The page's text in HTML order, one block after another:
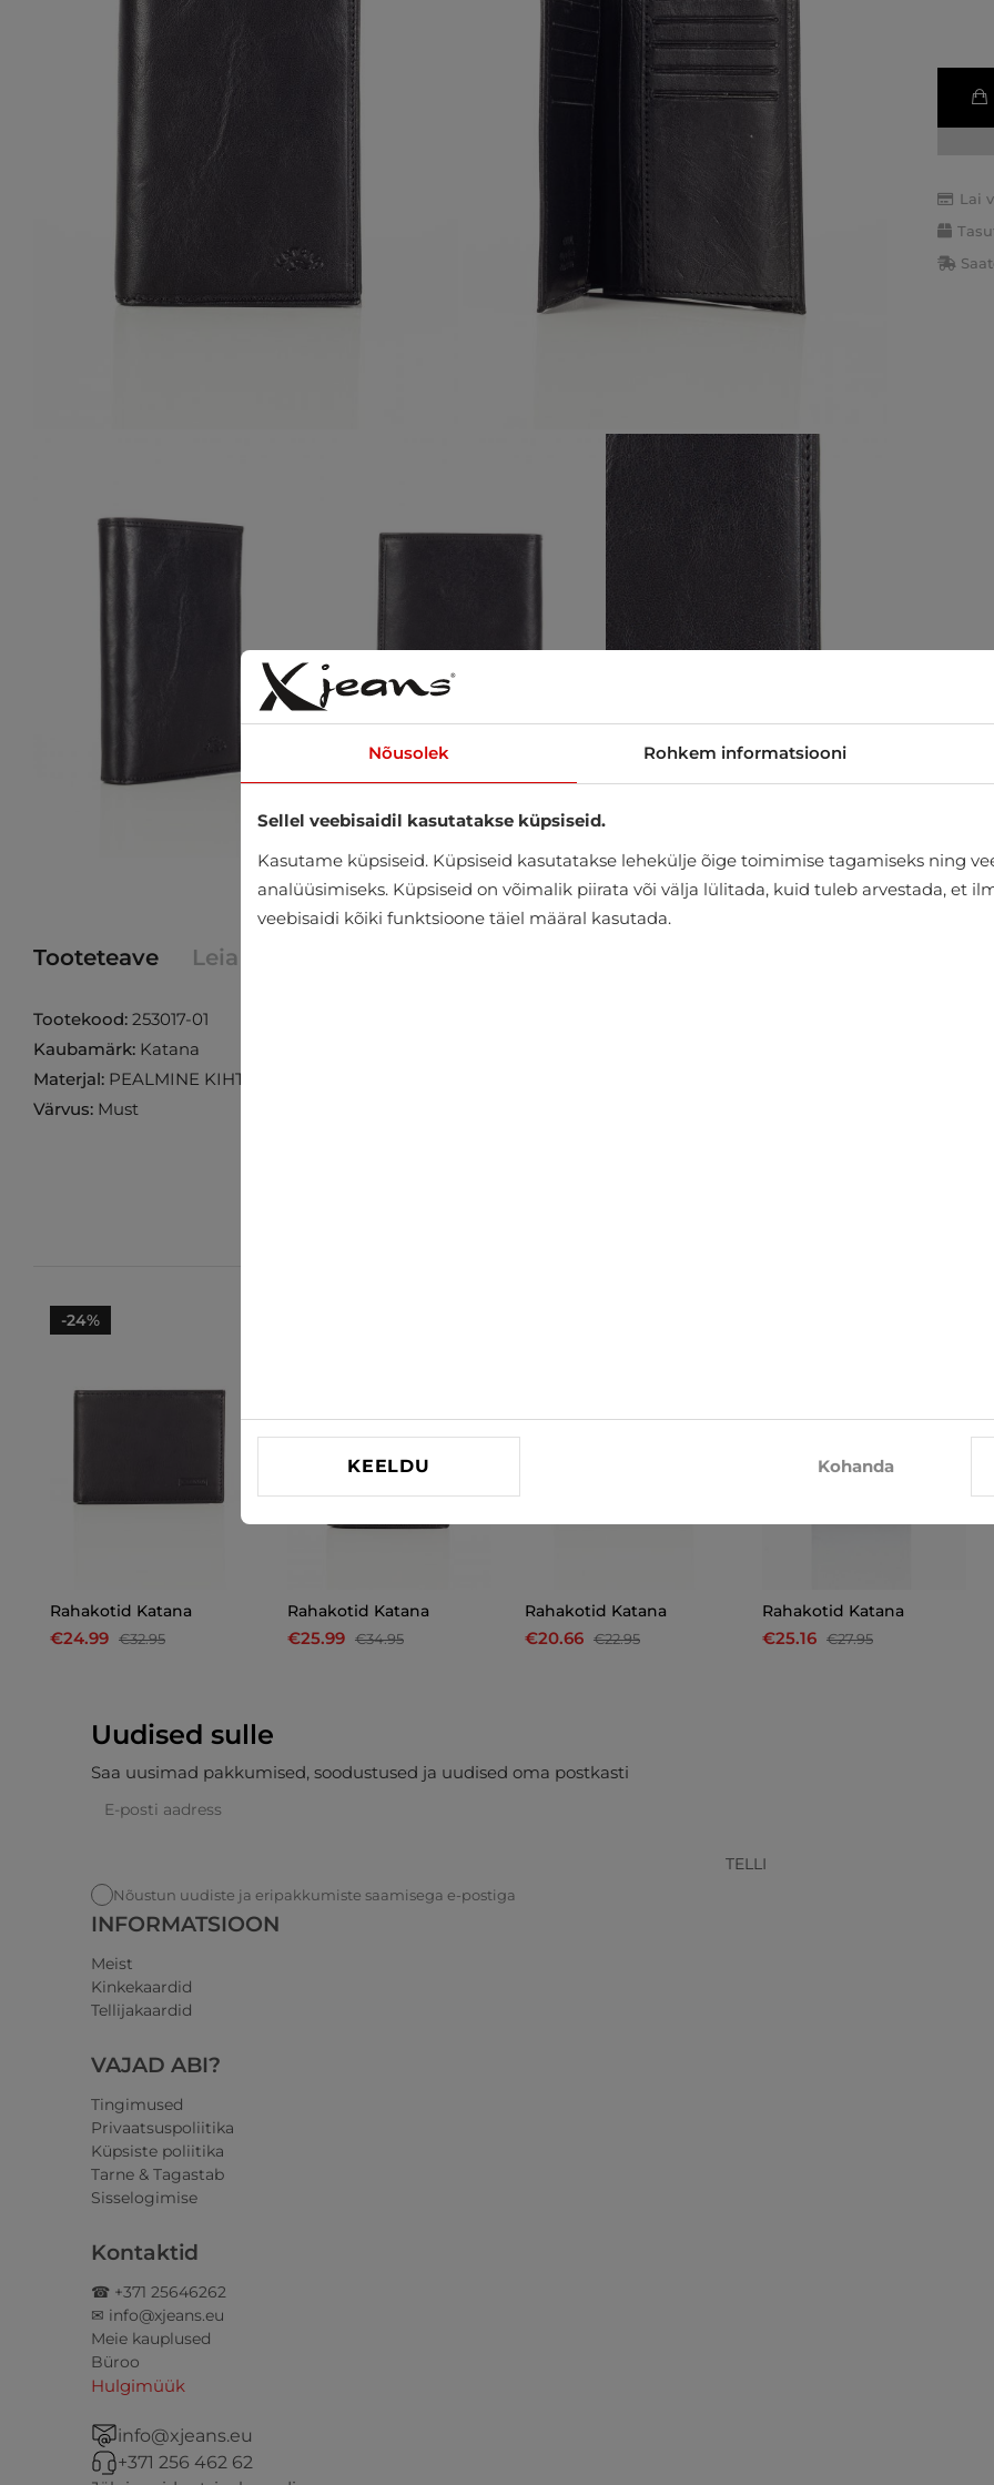
Lai
Tooteteave Leia toode poest
Tootekood: 253017-01
Kaubamärk: Katana
Materjal: PEALMINE KIHT: 100% LEHMA NAHK VOODER 100% POLÜESTER
Värvus: Must
-24%
Rahakotid Katana
€24.99 €32.95
Rahakotid Katana
€25.99 €34.95
Rahakotid Katana
€20.66 €22.95
Rahakotid Katana
€25.16 €27.95
Uudised sulle
Saa uusimad pakkumised, soodustused ja uudised oma postkasti
TELLI
Nõustun uudiste ja eripakkumiste saamisega e-postiga
INFORMATSIOON
Meist
Kinkekaardid
Tellijakaardid
VAJAD ABI?
Tingimused
Privaatsuspoliitika
Küpsiste poliitika
Tarne & Tagastab
Sisselogimise
Kontaktid
☎ +371 25646262
✉ info@xjeans.eu
Meie kauplused
Büroo
Hulgimüük
info@xjeans.eu
+371 256 462 62
Nõusolek Rohkem informatsiooni
Sellel veebisaidil kasutatakse küpsiseid.
Kasutame küpsiseid. Küpsiseid kasutatakse lehekülje õige toimimise tagamiseks ning
analüüsimiseks. Küpsiseid on võimalik piirata või välja lülitada, kuid tuleb arvestada, et
veebisaidi kõiki funktsioone täiel määral kasutada.
KEELDU Kohanda